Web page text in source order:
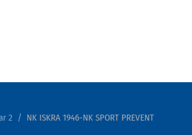
2 NK ISKRA 1946-NK SPORT PREVENT